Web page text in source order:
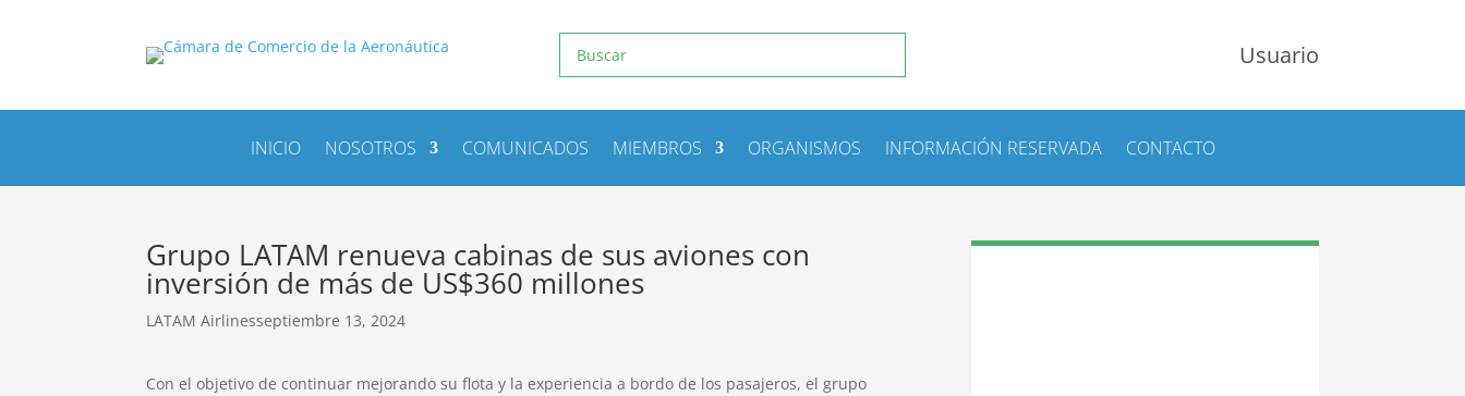
Usuario
INICIO NOSOTROS COMUNICADOS MIEMBROS ORGANISMOS INFORMACIÓN RESERVADA CONTACTO
Grupo LATAM renueva cabinas de sus aviones con
inversión de más de US$360 millones
LATAM Airlinesseptiembre 13, 2024
Con el objetivo de continuar mejorando su flota y la experiencia a bordo de los pasajeros, el grupo